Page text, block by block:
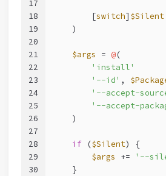
17
18
19
20
21
22
23
24
25
26
27
28
29
30
        [
switch] $Silent
    )
$args = @(
'install'
'--id' ,
'--accept-
'--accept-
    )
if ($Silent) {
$args +=
'--
    }